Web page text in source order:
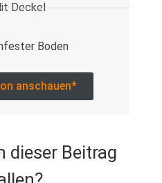
Deckel
Boden
anschauen*
dieser Beitrag